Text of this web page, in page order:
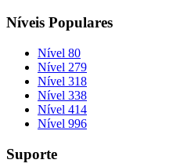
Níveis Populares
Nível 80
Nível 279
Nível 318
Nível 338
Nível 414
Nível 996
Suporte